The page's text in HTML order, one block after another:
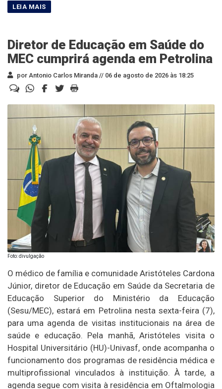
Diretor de Educação em Saúde do
MEC cumprirá agenda em Petrolina
por Antonio Carlos Miranda // 06 de agosto de 2026 às 18:25
Foto: divulgação
O médico de família e comunidade Aristóteles Cardona
Júnior, diretor de Educação em Saúde da Secretaria de
Educação Superior do Ministério da Educação
(Sesu/MEC), estará em Petrolina nesta sexta-feira (7),
para uma agenda de visitas institucionais na área de
saúde e educação. Pela manhã, Aristóteles visita o
Hospital Universitário (HU)-Univasf, onde acompanha o
funcionamento dos programas de residência médica e
multiprofissional vinculados à instituição. À tarde, a
agenda segue com visita à residência em Oftalmologia